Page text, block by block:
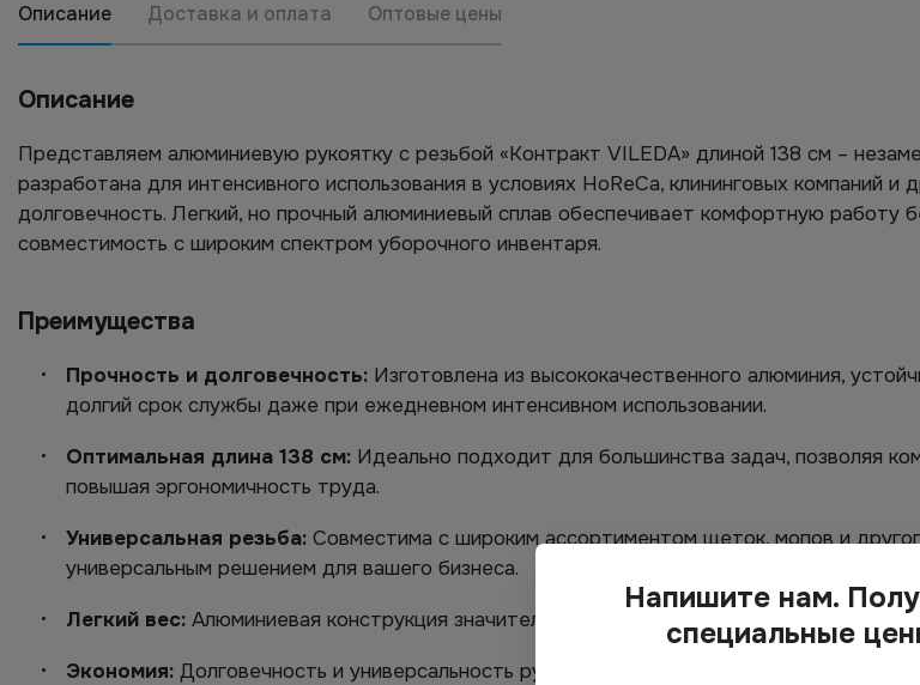
Описание Доставка и оплата Оптовые цены
Описание
Представляем алюминиевую рукоятку с резьбой «Контракт VILEDA» длиной 138 см –
разработана для интенсивного использования в условиях HoReCa, клининговых компаний
долговечность. Легкий, но прочный алюминиевый сплав обеспечивает комфортную работу
совместимость с широким спектром уборочного инвентаря.
Преимущества
Прочность и долговечность: Изготовлена из высококачественного алюминия,
долгий срок службы даже при ежедневном интенсивном использовании.
Оптимальная длина 138 см: Идеально подходит для большинства задач, позволяя
повышая эргономичность труда.
Универсальная резьба: Совместима с широким ассортиментом щеток, мопов и
универсальным решением для вашего бизнеса.
Легкий вес: Алюминиевая конструкция значительно снижает утомляемость
Экономия: Долговечность и универсальность рукоятки сокращают расходы на
Напишите нам.
специальные